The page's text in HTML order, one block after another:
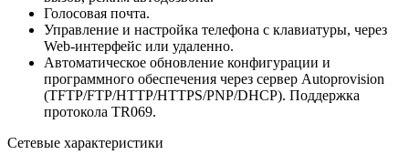
Голосовая почта.
Управление и настройка телефона с клавиатуры, через
Web-интерфейс или удаленно.
Автоматическое обновление конфигурации и
программного обеспечения через сервер Autoprovision
(TFTP/FTP/HTTP/HTTPS/PNP/DHCP). Поддержка
протокола TR069.
Сетевые характеристики